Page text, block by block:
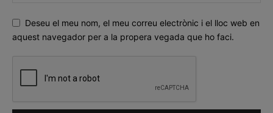
Deseu el meu nom, el meu correu electrònic i el lloc web en
aquest navegador per a la propera vegada que ho faci.